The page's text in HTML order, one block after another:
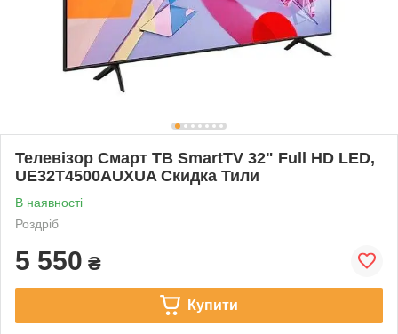
Телевізор Смарт ТВ SmartTV 32" Full HD LED,
UE32T4500AUXUA Скидка Тили
В наявності
Роздріб
5 550 ₴
Купити